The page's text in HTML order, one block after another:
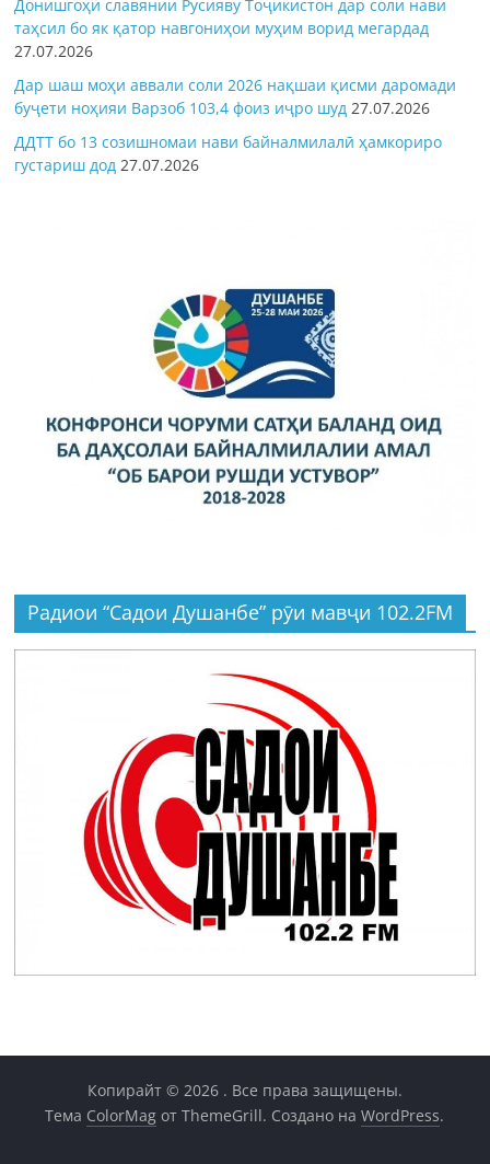
Донишгоҳи славянии Русияву Тоҷикистон дар соли нави
таҳсил бо як қатор навгониҳои муҳим ворид мегардад
27.07.2026
Дар шаш моҳи аввали соли 2026 нақшаи қисми даромади
буҷети ноҳияи Варзоб 103,4 фоиз иҷро шуд 27.07.2026
ДДТТ бо 13 созишномаи нави байналмилалӣ ҳамкориро
густариш дод 27.07.2026
Радиои “Садои Душанбе” рӯи мавҷи 102.2FM
Копирайт © 2026 . Все права защищены.
Тема ColorMag от ThemeGrill. Создано наWordPress.